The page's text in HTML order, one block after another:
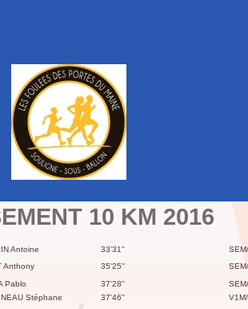
10 KM 2016
Antoine 33'31''
SEM/
Anthony 35'25''
SEM/
Pablo 37'28''
SEM/
Stéphane 37'46''
V1M/